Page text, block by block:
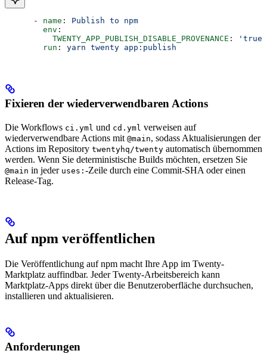
      -
name : Publish to npm
        env
:
          TWENTY_APP_PUBLISH_DISABLE_PROVENANCE
:
'true'
        run
: yarn twenty app:publish
Fixieren der wiederverwendbaren Actions
Die Workflows ci.yml und cd.yml verweisen auf
wiederverwendbare Actions mit @main, sodass Aktualisierungen der
Actions im Repository twentyhq/twenty automatisch übernommen
werden. Wenn Sie deterministische Builds möchten, ersetzen Sie
@main in jeder uses: -Zeile durch eine Commit-SHA oder einen
Release-Tag.
Auf npm veröffentlichen
Die Veröffentlichung auf npm macht Ihre App im Twenty-
Marktplatz auffindbar. Jeder Twenty-Arbeitsbereich kann
Marktplatz-Apps direkt über die Benutzeroberfläche durchsuchen,
installieren und aktualisieren.
Anforderungen